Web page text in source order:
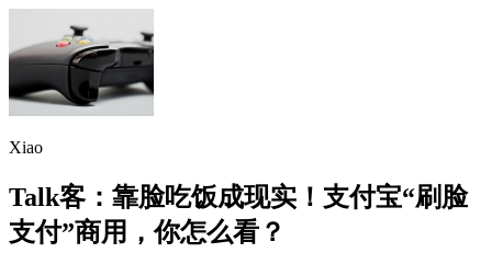
Xiao
Talk客：靠脸吃饭成现实！支付宝“刷脸
支付”商用，你怎么看？